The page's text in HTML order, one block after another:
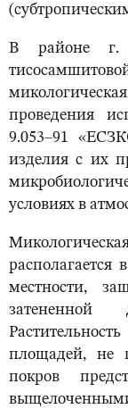
В районе г.
проведения
9.053–91
изделия с их
условиях в
местности,
затененной
площадей, не
покров